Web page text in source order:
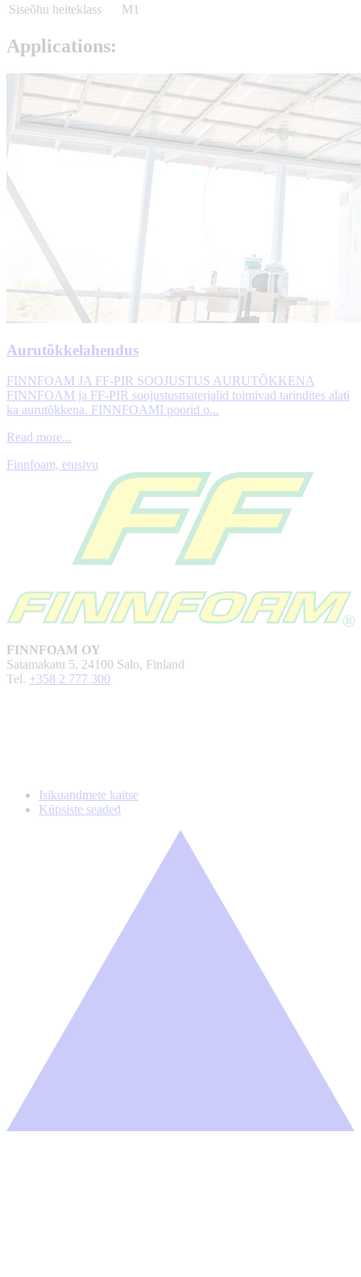
Siseõhu heiteklass
M1
Applications:
Aurutõkkelahendus
FINNFOAM JA FF-PIR SOOJUSTUS AURUTÕKKENA
FINNFOAM ja FF-PIR soojustusmaterjalid toimivad tarindites alati
ka aurutõkkena. FINNFOAMI poorid o...
Read more...
Finnfoam, etusivu
FINNFOAM OY
Satamakatu 5, 24100 Salo, Finland
Tel. +358 2 777 300
Isikuandmete kaitse
Küpsiste seaded